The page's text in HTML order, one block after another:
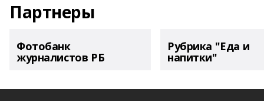
Партнеры
Фотобанк
журналистов РБ
Рубрика "Еда и
напитки"